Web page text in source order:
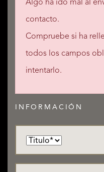
Algo ha ido mal al
contacto.
Compruebe si ha
todos los campos
intentarlo.
INFORMACIÓN